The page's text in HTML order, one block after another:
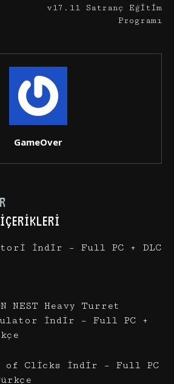
v17.11 Satranç Eğitim
Programı
GameOver
İndir – Full PC + DLC
NEST Heavy Turret
İndir – Full PC +
of Clicks İndir – Full PC